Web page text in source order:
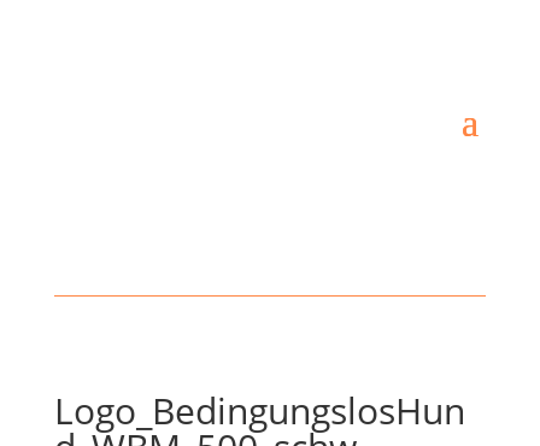
Logo_BedingungslosHun